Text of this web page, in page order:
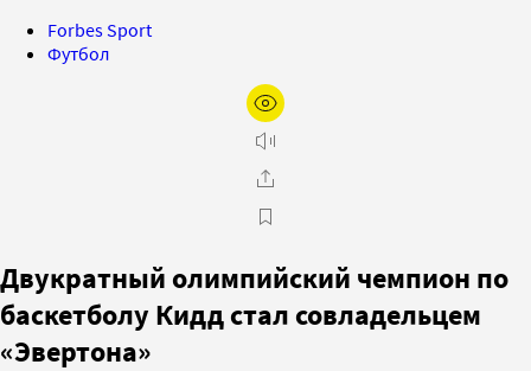
Forbes Sport
Футбол
Двукратный олимпийский чемпион по
баскетболу Кидд стал совладельцем
«Эвертона»